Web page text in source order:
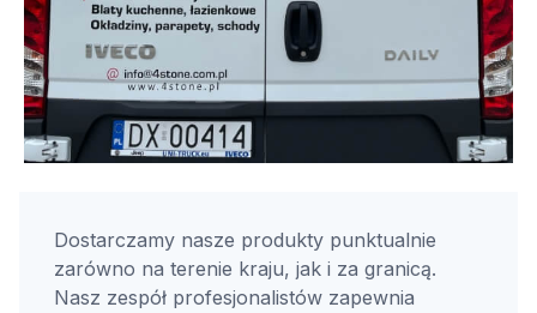
Dostarczamy nasze produkty punktualnie
zarówno na terenie kraju, jak i za granicą.
Nasz zespół profesjonalistów zapewnia